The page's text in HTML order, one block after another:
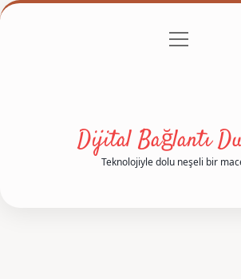
Gizlilik Politikası
menüyü
Dijital Bağlantı
Teknolojiyle dolu neşeli bir